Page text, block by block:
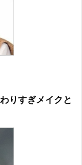
りすぎメイクと